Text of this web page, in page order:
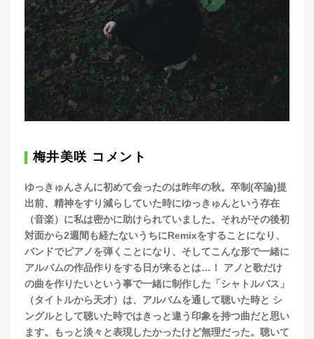
梅井美咲 コメント
ゆっきゅんさんに初めて会ったのは昨年の秋。卒制(卒論)提
出前、精神をすり減らしていた時にゆっきゅんという存在
（音楽）に私は密かに助けられていました。それがその後初
対面から2週間も経たないうちにRemixをすることになり、
バンドでピアノを弾くことになり、そしてこんな形で一緒に
アルバムの作品作りをする日が来るとは…！ アノと歌だけ
の曲を作りたいという事で一緒に制作した「シャトルバス」
（タイトルから天才）は、アルバムを通して聴いた時と シ
ングルとして聴いた時ではきっと違う印象を持つ曲だと思い
ます。もっと淡々と表現したかったけど無理だった。聴いて